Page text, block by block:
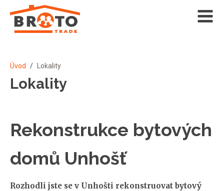
Úvod / Lokality
Lokality
Rekonstrukce bytových
domů Unhošť
Rozhodli jste se v Unhošti rekonstruovat bytový